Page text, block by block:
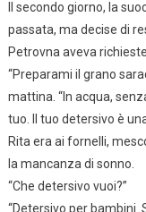
Il secondo giorno, la
passata, ma decise di
Petrovna aveva
“Preparami il grano
mattina. “In acqua,
tuo. Il tuo detersivo è
Rita era ai fornelli,
la mancanza di sonno.
“Che detersivo vuoi?”
“Detersivo per bambini.